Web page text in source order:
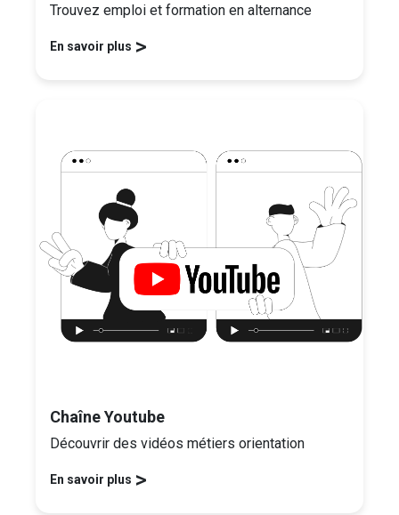
Trouvez emploi et formation en alternance
En savoir plus >
Chaîne Youtube
Découvrir des vidéos métiers orientation
En savoir plus >